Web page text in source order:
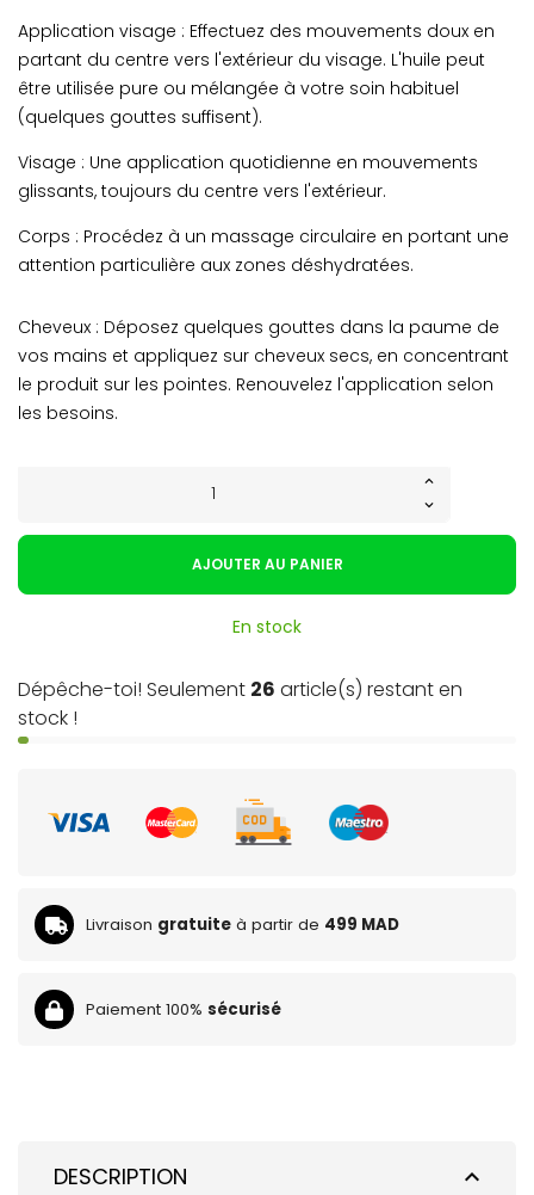
Application visage : Effectuez des mouvements doux en
partant du centre vers l'extérieur du visage. L'huile peut
être utilisée pure ou mélangée à votre soin habituel
(quelques gouttes suffisent).
Visage : Une application quotidienne en mouvements
glissants, toujours du centre vers l'extérieur.
Corps : Procédez à un massage circulaire en portant une
attention particulière aux zones déshydratées.
Cheveux : Déposez quelques gouttes dans la paume de
vos mains et appliquez sur cheveux secs, en concentrant
le produit sur les pointes. Renouvelez l'application selon
les besoins.
AJOUTER AU PANIER
En stock
Dépêche-toi! Seulement 26 article(s) restant en
stock !
Livraison gratuite à partir de 499 MAD
Paiement 100% sécurisé
expand_less
DESCRIPTION